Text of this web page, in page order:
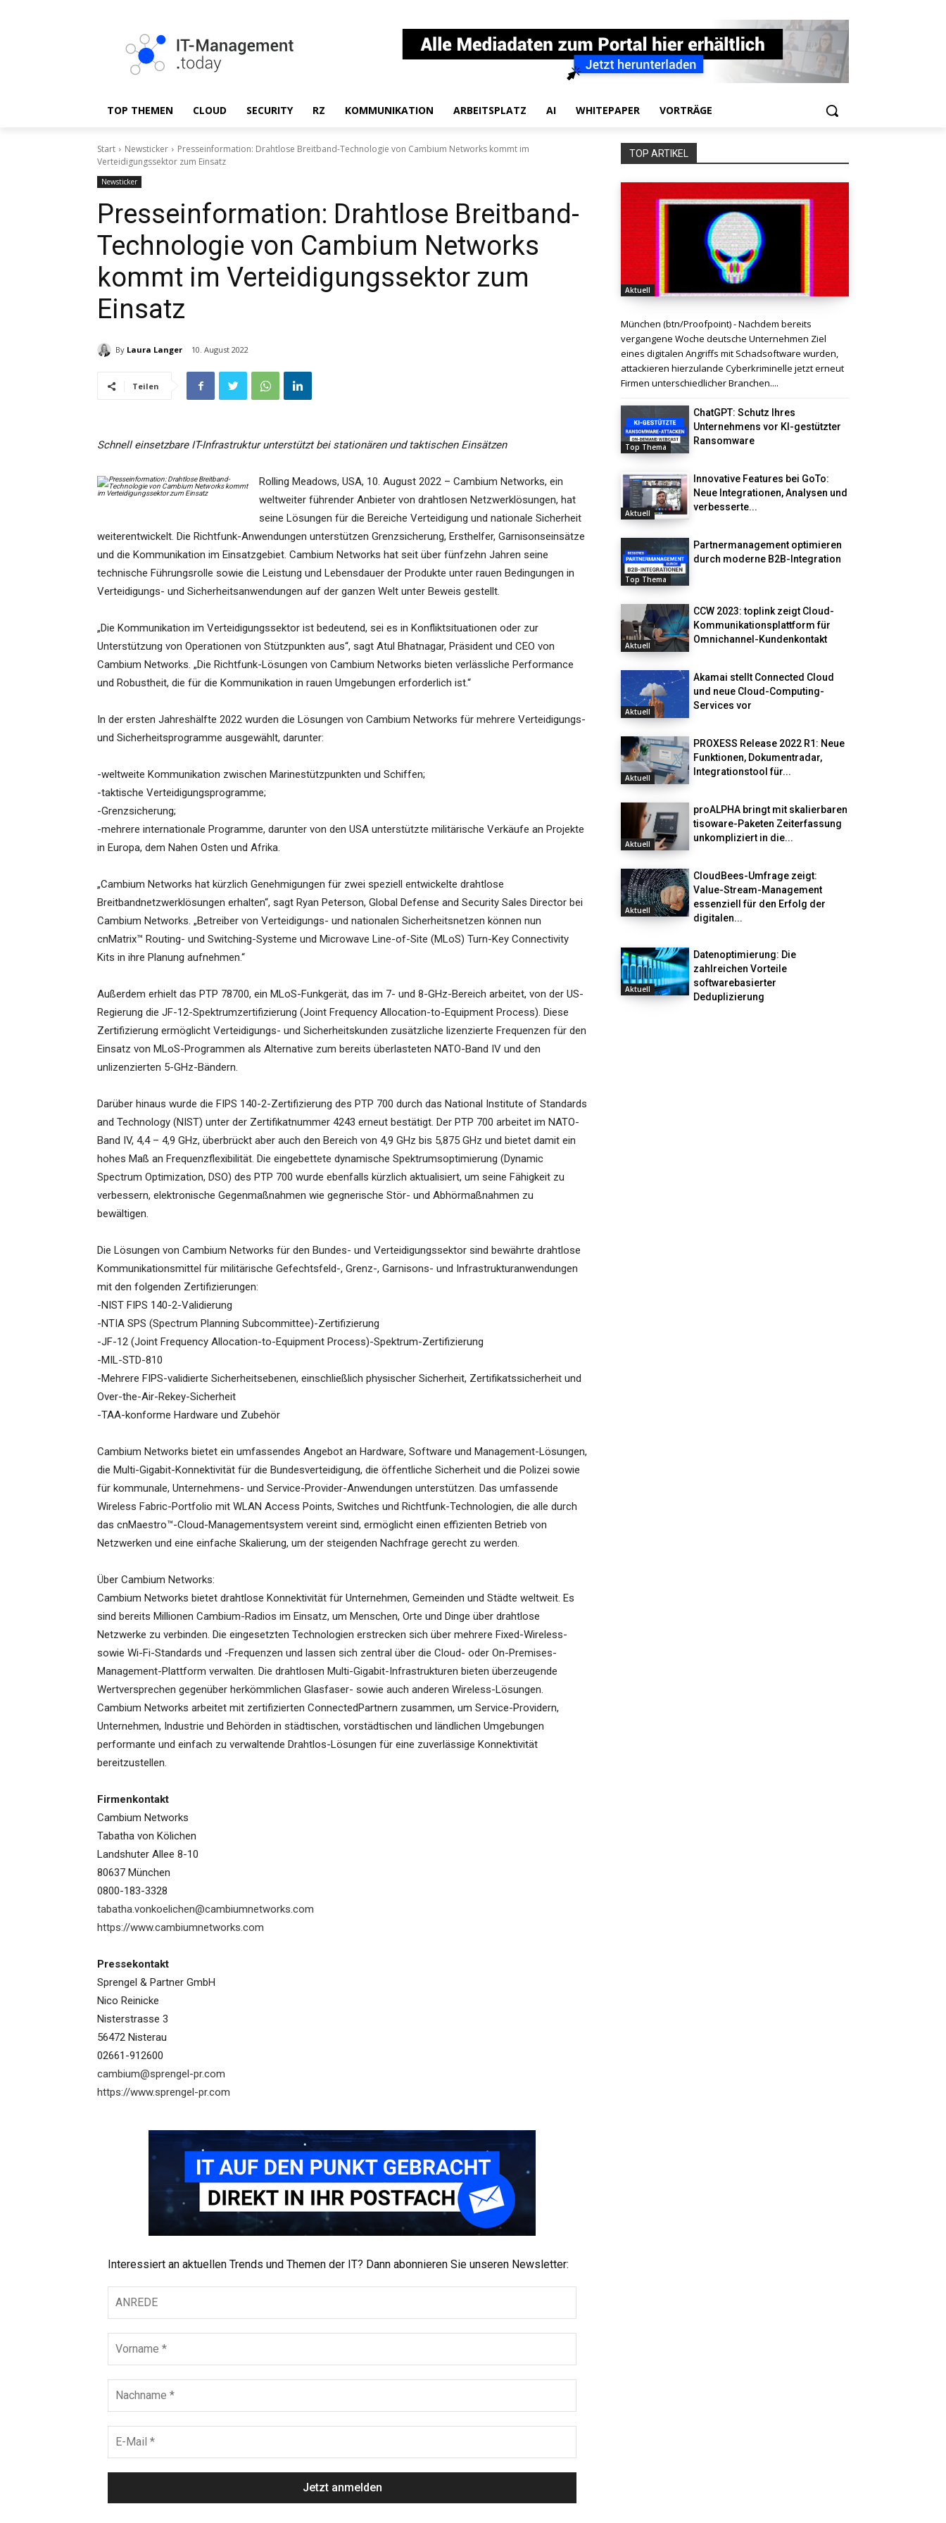
TOP THEMEN CLOUD SECURITY RZ KOMMUNIKATION ARBEITSPLATZ AI WHITEPAPER VORTRÄGE
Start Newsticker
Presseinformation: Drahtlose Breitband-Technologie von Cambium Networks kommt im
Verteidigungssektor zum Einsatz
Newsticker
Presseinformation: Drahtlose Breitband-
Technologie von Cambium Networks
kommt im Verteidigungssektor zum
Einsatz
By Laura Langer 10. August 2022
Teilen
Schnell einsetzbare IT-Infrastruktur unterstützt bei stationären und taktischen Einsätzen
Rolling Meadows, USA, 10. August 2022 – Cambium Networks, ein
weltweiter führender Anbieter von drahtlosen Netzwerklösungen, hat
seine Lösungen für die Bereiche Verteidigung und nationale Sicherheit
weiterentwickelt. Die Richtfunk-Anwendungen unterstützen Grenzsicherung, Ersthelfer, Garnisonseinsätze
und die Kommunikation im Einsatzgebiet. Cambium Networks hat seit über fünfzehn Jahren seine
technische Führungsrolle sowie die Leistung und Lebensdauer der Produkte unter rauen Bedingungen in
Verteidigungs- und Sicherheitsanwendungen auf der ganzen Welt unter Beweis gestellt.
„Die Kommunikation im Verteidigungssektor ist bedeutend, sei es in Konfliktsituationen oder zur
Unterstützung von Operationen von Stützpunkten aus“, sagt Atul Bhatnagar, Präsident und CEO von
Cambium Networks. „Die Richtfunk-Lösungen von Cambium Networks bieten verlässliche Performance
und Robustheit, die für die Kommunikation in rauen Umgebungen erforderlich ist.“
In der ersten Jahreshälfte 2022 wurden die Lösungen von Cambium Networks für mehrere Verteidigungs-
und Sicherheitsprogramme ausgewählt, darunter:
-weltweite Kommunikation zwischen Marinestützpunkten und Schiffen;
-taktische Verteidigungsprogramme;
-Grenzsicherung;
-mehrere internationale Programme, darunter von den USA unterstützte militärische Verkäufe an Projekte
in Europa, dem Nahen Osten und Afrika.
„Cambium Networks hat kürzlich Genehmigungen für zwei speziell entwickelte drahtlose
Breitbandnetzwerklösungen erhalten“, sagt Ryan Peterson, Global Defense and Security Sales Director bei
Cambium Networks. „Betreiber von Verteidigungs- und nationalen Sicherheitsnetzen können nun
cnMatrix™ Routing- und Switching-Systeme und Microwave Line-of-Site (MLoS) Turn-Key Connectivity
Kits in ihre Planung aufnehmen.“
Außerdem erhielt das PTP 78700, ein MLoS-Funkgerät, das im 7- und 8-GHz-Bereich arbeitet, von der US-
Regierung die JF-12-Spektrumzertifizierung (Joint Frequency Allocation-to-Equipment Process). Diese
Zertifizierung ermöglicht Verteidigungs- und Sicherheitskunden zusätzliche lizenzierte Frequenzen für den
Einsatz von MLoS-Programmen als Alternative zum bereits überlasteten NATO-Band IV und den
unlizenzierten 5-GHz-Bändern.
Darüber hinaus wurde die FIPS 140-2-Zertifizierung des PTP 700 durch das National Institute of Standards
and Technology (NIST) unter der Zertifikatnummer 4243 erneut bestätigt. Der PTP 700 arbeitet im NATO-
Band IV, 4,4 – 4,9 GHz, überbrückt aber auch den Bereich von 4,9 GHz bis 5,875 GHz und bietet damit ein
hohes Maß an Frequenzflexibilität. Die eingebettete dynamische Spektrumsoptimierung (Dynamic
Spectrum Optimization, DSO) des PTP 700 wurde ebenfalls kürzlich aktualisiert, um seine Fähigkeit zu
verbessern, elektronische Gegenmaßnahmen wie gegnerische Stör- und Abhörmaßnahmen zu
bewältigen.
Die Lösungen von Cambium Networks für den Bundes- und Verteidigungssektor sind bewährte drahtlose
Kommunikationsmittel für militärische Gefechtsfeld-, Grenz-, Garnisons- und Infrastrukturanwendungen
mit den folgenden Zertifizierungen:
-NIST FIPS 140-2-Validierung
-NTIA SPS (Spectrum Planning Subcommittee)-Zertifizierung
-JF-12 (Joint Frequency Allocation-to-Equipment Process)-Spektrum-Zertifizierung
-MIL-STD-810
-Mehrere FIPS-validierte Sicherheitsebenen, einschließlich physischer Sicherheit, Zertifikatssicherheit und
Over-the-Air-Rekey-Sicherheit
-TAA-konforme Hardware und Zubehör
Cambium Networks bietet ein umfassendes Angebot an Hardware, Software und Management-Lösungen,
die Multi-Gigabit-Konnektivität für die Bundesverteidigung, die öffentliche Sicherheit und die Polizei sowie
für kommunale, Unternehmens- und Service-Provider-Anwendungen unterstützen. Das umfassende
Wireless Fabric-Portfolio mit WLAN Access Points, Switches und Richtfunk-Technologien, die alle durch
das cnMaestro™-Cloud-Managementsystem vereint sind, ermöglicht einen effizienten Betrieb von
Netzwerken und eine einfache Skalierung, um der steigenden Nachfrage gerecht zu werden.
Über Cambium Networks:
Cambium Networks bietet drahtlose Konnektivität für Unternehmen, Gemeinden und Städte weltweit. Es
sind bereits Millionen Cambium-Radios im Einsatz, um Menschen, Orte und Dinge über drahtlose
Netzwerke zu verbinden. Die eingesetzten Technologien erstrecken sich über mehrere Fixed-Wireless-
sowie Wi-Fi-Standards und -Frequenzen und lassen sich zentral über die Cloud- oder On-Premises-
Management-Plattform verwalten. Die drahtlosen Multi-Gigabit-Infrastrukturen bieten überzeugende
Wertversprechen gegenüber herkömmlichen Glasfaser- sowie auch anderen Wireless-Lösungen.
Cambium Networks arbeitet mit zertifizierten ConnectedPartnern zusammen, um Service-Providern,
Unternehmen, Industrie und Behörden in städtischen, vorstädtischen und ländlichen Umgebungen
performante und einfach zu verwaltende Drahtlos-Lösungen für eine zuverlässige Konnektivität
bereitzustellen.
Firmenkontakt
Cambium Networks
Tabatha von Kölichen
Landshuter Allee 8-10
80637 München
0800-183-3328
tabatha.vonkoelichen@cambiumnetworks.com
https://www.cambiumnetworks.com
Pressekontakt
Sprengel & Partner GmbH
Nico Reinicke
Nisterstrasse 3
56472 Nisterau
02661-912600
cambium@sprengel-pr.com
https://www.sprengel-pr.com
Interessiert an aktuellen Trends und Themen der IT? Dann abonnieren Sie unseren Newsletter:
TOP ARTIKEL
Aktuell
München (btn/Proofpoint) - Nachdem bereits
vergangene Woche deutsche Unternehmen Ziel
eines digitalen Angriffs mit Schadsoftware wurden,
attackieren hierzulande Cyberkriminelle jetzt erneut
Firmen unterschiedlicher Branchen....
Top Thema
ChatGPT: Schutz Ihres
Unternehmens vor KI-gestützter
Ransomware
Aktuell
Innovative Features bei GoTo:
Neue Integrationen, Analysen und
verbesserte...
Top Thema
Partnermanagement optimieren
durch moderne B2B-Integration
Aktuell
CCW 2023: toplink zeigt Cloud-
Kommunikationsplattform für
Omnichannel-Kundenkontakt
Aktuell
Akamai stellt Connected Cloud
und neue Cloud-Computing-
Services vor
Aktuell
PROXESS Release 2022 R1: Neue
Funktionen, Dokumentradar,
Integrationstool für...
Aktuell
proALPHA bringt mit skalierbaren
tisoware-Paketen Zeiterfassung
unkompliziert in die...
Aktuell
CloudBees-Umfrage zeigt:
Value-Stream-Management
essenziell für den Erfolg der
digitalen...
Aktuell
Datenoptimierung: Die
zahlreichen Vorteile
softwarebasierter
Deduplizierung